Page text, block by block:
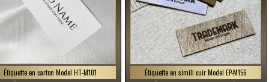
Étiquette en carton Model HT-M101 Étiquette en simili cuir Model EP-M156